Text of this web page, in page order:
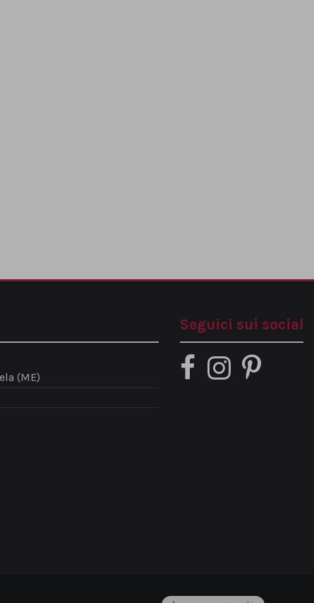
(ME)
Seguici sui social